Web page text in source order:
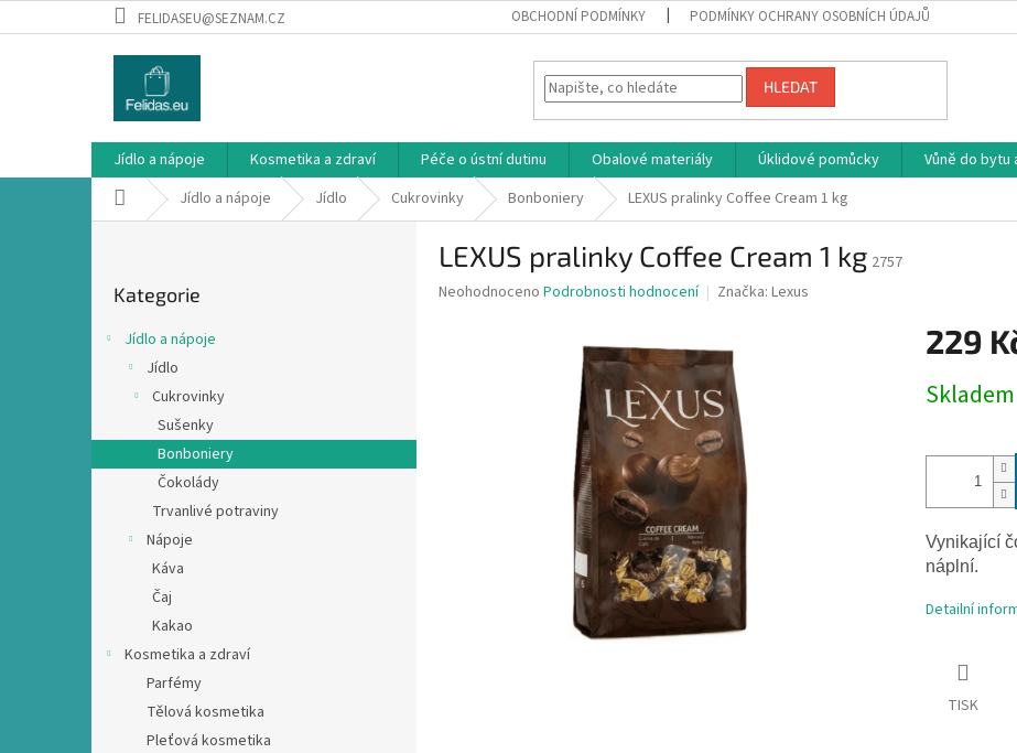
na
FELIDASEU@SEZNAM.CZ OBCHODNÍ PODMÍNKY PODMÍNKY OCHRANY OSOBNÍCH ÚDAJŮ
HLEDAT
Jídlo a nápoje Kosmetika a zdraví Péče o ústní dutinu Obalové materiály Úklidové pomůcky Vůně do bytu
Domů Jídlo a nápoje Jídlo Cukrovinky Bonboniery LEXUS pralinky Coffee Cream 1 kg
a
kategorie
Kategorie
Jídlo a nápoje
Jídlo
Cukrovinky
Sušenky
Bonboniery
Čokolády
Trvanlivé potraviny
Nápoje
Káva
Čaj
Kakao
Kosmetika a zdraví
Parfémy
Tělová kosmetika
Pleťová kosmetika
LEXUS pralinky Coffee Cream 1 kg 2757
Průměrné
Neohodnoceno Podrobnosti hodnocení Značka: Lexus
229
cena:
Skladem
Vynikající
náplní.
Detailní
TISK